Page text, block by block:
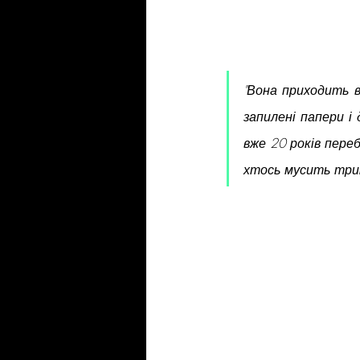
"Вона приходить
запилені папери
вже 20 років
хтось мусить